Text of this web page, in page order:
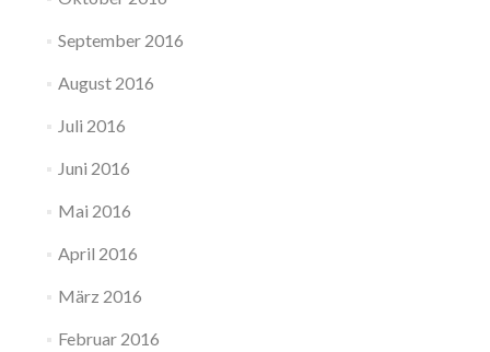
September 2016
August 2016
Juli 2016
Juni 2016
Mai 2016
April 2016
März 2016
Februar 2016